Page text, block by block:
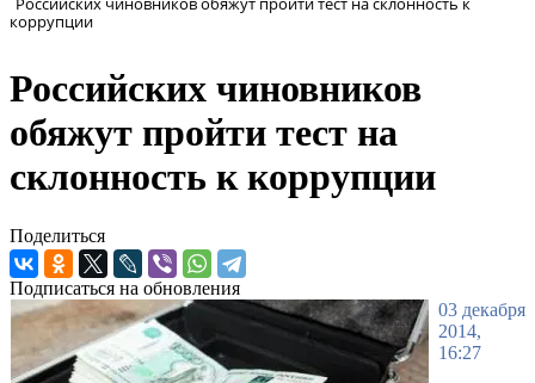
коррупции
Российских чиновников
обяжут пройти тест на
склонность к коррупции
Поделиться
Подписаться на обновления
03 декабря
2014,
16:27